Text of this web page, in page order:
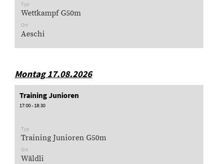
Typ
Wettkampf G50m
Ort
Aeschi
Montag 17.08.2026
Training Junioren
17:00 - 18:30
Typ
Training Junioren G50m
Ort
Wäldli